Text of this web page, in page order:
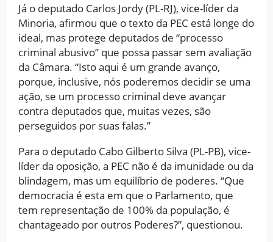
Já o deputado Carlos Jordy (PL-RJ), vice-líder da
Minoria, afirmou que o texto da PEC está longe do
ideal, mas protege deputados de “processo
criminal abusivo” que possa passar sem avaliação
da Câmara. “Isto aqui é um grande avanço,
porque, inclusive, nós poderemos decidir se uma
ação, se um processo criminal deve avançar
contra deputados que, muitas vezes, são
perseguidos por suas falas.”
Para o deputado Cabo Gilberto Silva (PL-PB), vice-
líder da oposição, a PEC não é da imunidade ou da
blindagem, mas um equilíbrio de poderes. “Que
democracia é esta em que o Parlamento, que
tem representação de 100% da população, é
chantageado por outros Poderes?”, questionou.